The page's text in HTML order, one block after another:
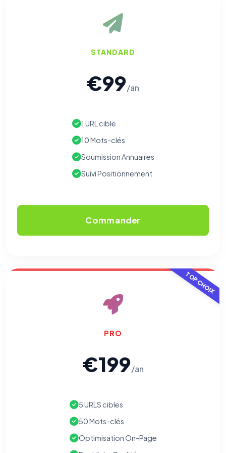
STANDARD
€99/an
1 URL cible
10 Mots-clés
Soumission Annuaires
Suivi Positionnement
Commander
TOP CHOIX
PRO
€199/an
5 URLS cibles
50 Mots-clés
Optimisation On-Page